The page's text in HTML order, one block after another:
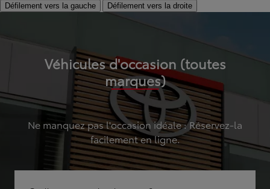
Défilement vers la gauche Défilement vers la droite
Véhicules d'occasion (toutes
marques)
Ne manquez pas l'occasion idéale : Réservez-la
facilement en ligne.